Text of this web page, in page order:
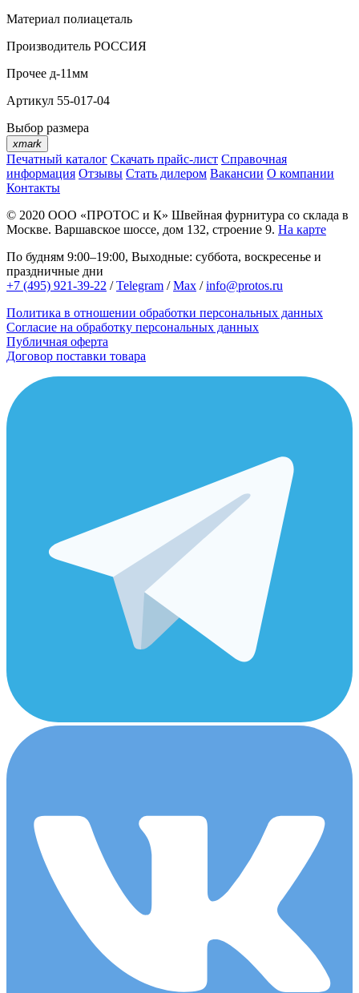
Материал полиацеталь
Производитель РОССИЯ
Прочее д-11мм
Артикул 55-017-04
Выбор размера
xmark
Печатный каталог Скачать прайс-лист Справочная
информация Отзывы Стать дилером Вакансии О компании
Контакты
© 2020 ООО «ПРОТОС и К» Швейная фурнитура со склада в
Москве. Варшавское шоссе, дом 132, строение 9. На карте
По будням 9:00–19:00, Выходные: суббота, воскресенье и
праздничные дни
+7 (495) 921-39-22 /Telegram /Max /info@protos.ru
Политика в отношении обработки персональных данных
Согласие на обработку персональных данных
Публичная оферта
Договор поставки товара